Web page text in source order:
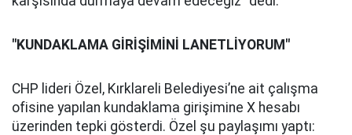
"KUNDAKLAMA GİRİŞİMİNİ LANETLİYORUM"
CHP lideri Özel, Kırklareli Belediyesi’ne ait çalışma
ofisine yapılan kundaklama girişimine X hesabı
üzerinden tepki gösterdi. Özel şu paylaşımı yaptı: